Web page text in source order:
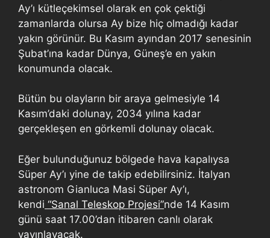
Ay’ı kütleçekimsel olarak en çok çektiği
zamanlarda olursa Ay bize hiç olmadığı kadar
yakın görünür. Bu Kasım ayından 2017 senesinin
Şubat’ına kadar Dünya, Güneş’e en yakın
konumunda olacak.
Bütün bu olayların bir araya gelmesiyle 14
Kasım’daki dolunay, 2034 yılına kadar
gerçekleşen en görkemli dolunay olacak.
Eğer bulunduğunuz bölgede hava kapalıysa
Süper Ay’ı yine de takip edebilirsiniz. İtalyan
astronom Gianluca Masi Süper Ay’ı,
kendi “Sanal Teleskop Projesi”nde 14 Kasım
günü saat 17.00’dan itibaren canlı olarak
yayınlayacak.